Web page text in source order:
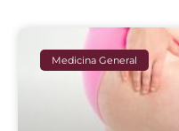
Medicina General